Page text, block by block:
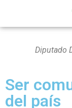
Diputado
Ser
del país